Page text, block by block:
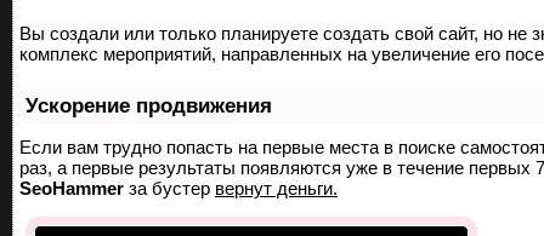
Вы создали или только планируете создать свой сайт, но не
комплекс мероприятий, направленных на увеличение его
Ускорение продвижения
Если вам трудно попасть на первые места в поиске
раз, а первые результаты появляются уже в течение первых
SeoHammer за бустер вернут деньги.